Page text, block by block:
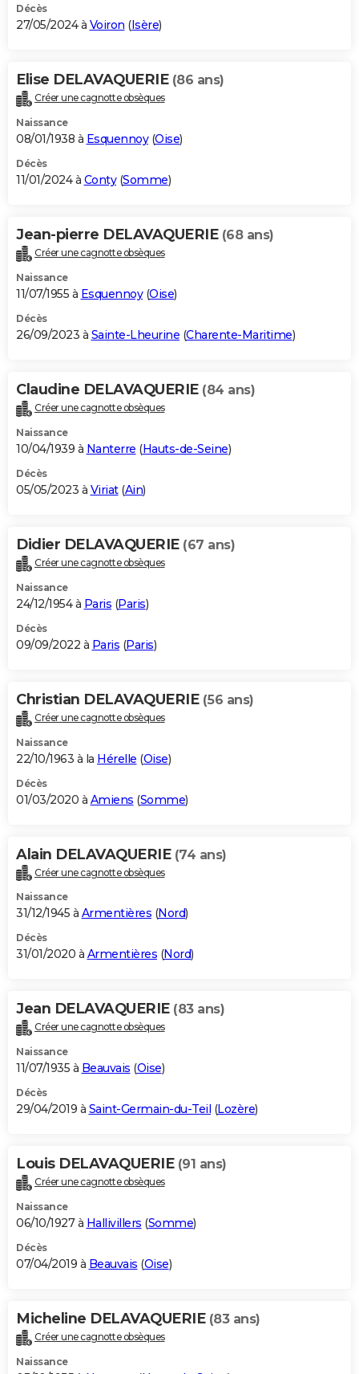
Décès
27/05/2024 à Voiron (Isère)
Elise DELAVAQUERIE (86 ans)
Créer une cagnotte obsèques
Naissance
08/01/1938 à Esquennoy(Oise)
Décès
11/01/2024 à Conty(Somme)
Jean-pierre DELAVAQUERIE (68 ans)
Créer une cagnotte obsèques
Naissance
11/07/1955 à Esquennoy(Oise)
Décès
26/09/2023 à Sainte-Lheurine (Charente-Maritime)
Claudine DELAVAQUERIE (84 ans)
Créer une cagnotte obsèques
Naissance
10/04/1939 à Nanterre (Hauts-de-Seine)
Décès
05/05/2023 à Viriat(Ain)
Didier DELAVAQUERIE (67 ans)
Créer une cagnotte obsèques
Naissance
24/12/1954 à Paris (Paris)
Décès
09/09/2022 à Paris (Paris)
Christian DELAVAQUERIE (56 ans)
Créer une cagnotte obsèques
Naissance
22/10/1963 à la Hérelle (Oise)
Décès
01/03/2020 à Amiens (Somme)
Alain DELAVAQUERIE (74 ans)
Créer une cagnotte obsèques
Naissance
31/12/1945 à Armentières (Nord)
Décès
31/01/2020 à Armentières (Nord)
Jean DELAVAQUERIE (83 ans)
Créer une cagnotte obsèques
Naissance
11/07/1935 à Beauvais (Oise)
Décès
29/04/2019 à Saint-Germain-du-Teil (Lozère)
Louis DELAVAQUERIE (91 ans)
Créer une cagnotte obsèques
Naissance
06/10/1927 à Hallivillers (Somme)
Décès
07/04/2019 à Beauvais (Oise)
Micheline DELAVAQUERIE (83 ans)
Créer une cagnotte obsèques
Naissance